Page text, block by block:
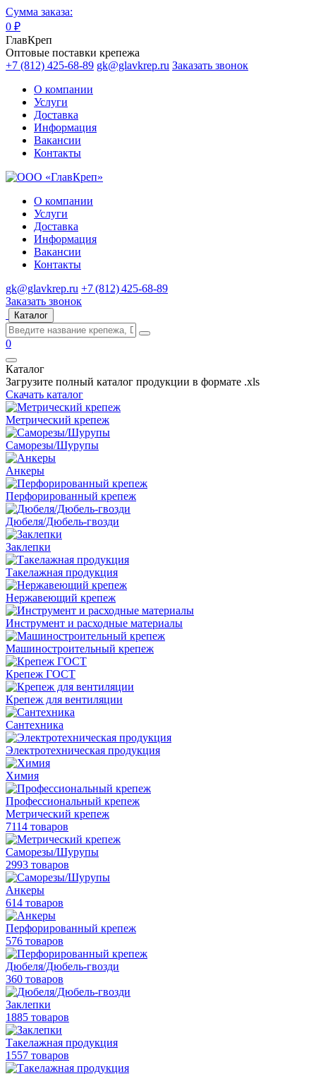
Сумма заказа:
0 ₽
ГлавКреп
Оптовые поставки крепежа
+7 (812) 425-68-89 gk@glavkrep.ru Заказать звонок
О компании
Услуги
Доставка
Информация
Вакансии
Контакты
О компании
Услуги
Доставка
Информация
Вакансии
Контакты
gk@glavkrep.ru +7 (812) 425-68-89
Заказать звонок
Каталог
0
Каталог
Загрузите полный каталог продукции в формате .xls
Скачать каталог
Метрический крепеж
Саморезы/Шурупы
Анкеры
Перфорированный крепеж
Дюбеля/Дюбель-гвозди
Заклепки
Такелажная продукция
Нержавеющий крепеж
Инструмент и расходные материалы
Машиностроительный крепеж
Крепеж ГОСТ
Крепеж для вентиляции
Сантехника
Электротехническая продукция
Химия
Профессиональный крепеж
Метрический крепеж
7114 товаров
Саморезы/Шурупы
2993 товаров
Анкеры
614 товаров
Перфорированный крепеж
576 товаров
Дюбеля/Дюбель-гвозди
360 товаров
Заклепки
1885 товаров
Такелажная продукция
1557 товаров